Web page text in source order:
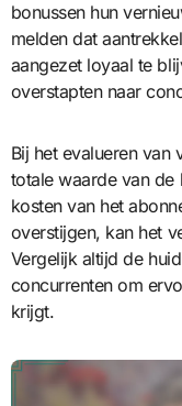
bonussen hun
melden dat
aangezet loyaal te
overstapten naar
Bij het evalueren van
totale waarde van de
kosten van het
overstijgen, kan het
Vergelijk altijd de
concurrenten om
krijgt.